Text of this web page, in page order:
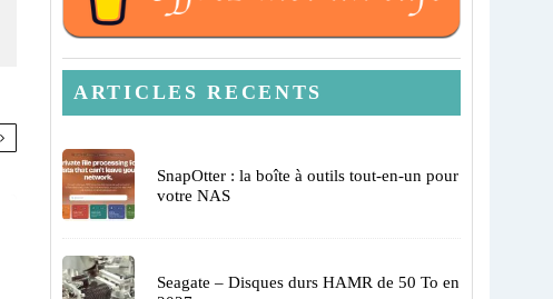
ARTICLES RECENTS
SnapOtter : la boîte à outils tout-en-un pour
votre NAS
Seagate – Disques durs HAMR de 50 To en